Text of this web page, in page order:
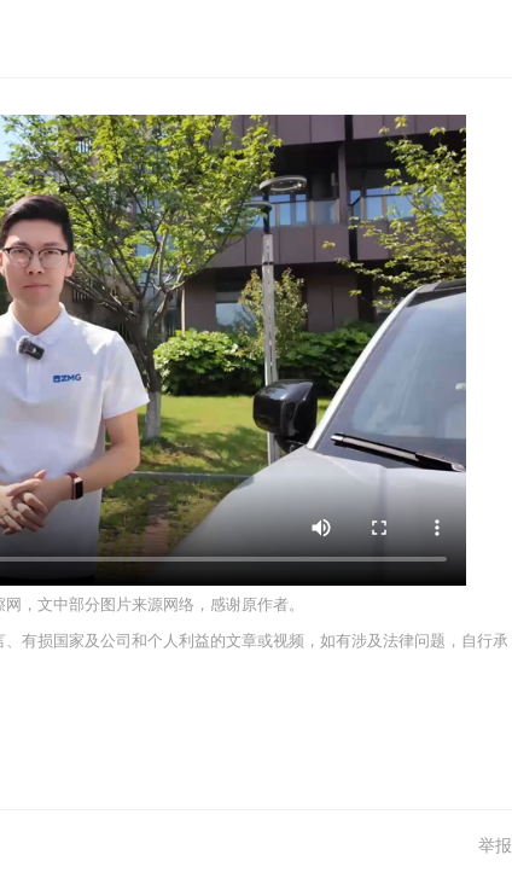
，文中部分图片来源网络，感谢原作者。
有损国家及公司和个人利益的文章或视频，如有涉及法律问题，自行承
举报